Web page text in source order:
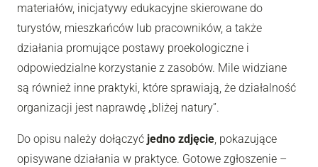
materiałów, inicjatywy edukacyjne skierowane do
turystów, mieszkańców lub pracowników, a także
działania promujące postawy proekologiczne i
odpowiedzialne korzystanie z zasobów. Mile widziane
są również inne praktyki, które sprawiają, że działalność
organizacji jest naprawdę „bliżej natury”.
Do opisu należy dołączyć jedno zdjęcie, pokazujące
opisywane działania w praktyce. Gotowe zgłoszenie –